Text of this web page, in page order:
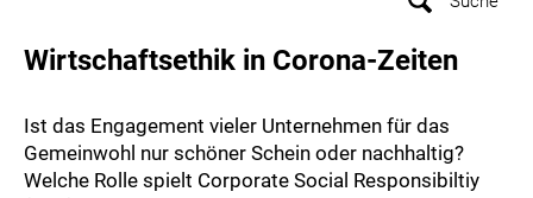
Wirtschaftsethik in Corona-Zeiten
Ist das Engagement vieler Unternehmen für das
Gemeinwohl nur schöner Schein oder nachhaltig?
Welche Rolle spielt Corporate Social Responsibiltiy